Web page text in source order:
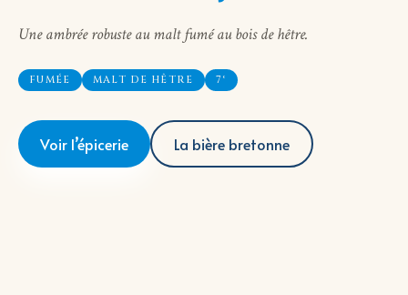
Une ambrée robuste au malt fumé au bois de hêtre.
FUMÉE MALT DE HÊTRE 7°
Voir l’épicerie La bière bretonne